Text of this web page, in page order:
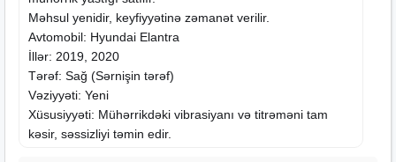
Məhsul yenidir, keyfiyyətinə zəmanət verilir.
Avtomobil: Hyundai Elantra
İllər: 2019, 2020
Tərəf: Sağ (Sərnişin tərəf)
Vəziyyəti: Yeni
Xüsusiyyəti: Mühərrikdəki vibrasiyanı və titrəməni tam
kəsir, səssizliyi təmin edir.